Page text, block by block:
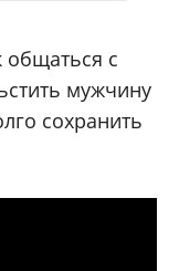
общаться с
мужчину
сохранить